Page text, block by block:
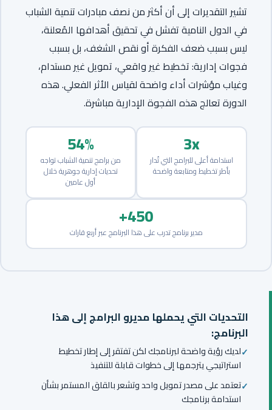
تشير التقديرات إلى أن أكثر من نصف مبادرات تنمية الشباب
في الدول النامية تفشل في تحقيق أهدافها المُعلنة،
ليس بسبب ضعف الفكرة أو نقص الشغف، بل بسبب
فجوات إدارية: تخطيط غير واقعي، تمويل غير مستدام،
وغياب مؤشرات أداء واضحة لقياس الأثر الفعلي. هذه
الدورة تعالج هذه الفجوة الإدارية مباشرة.
54%
من برامج تنمية الشباب تواجه
تحديات إدارية جوهرية خلال
أول عامين
3x
استدامة أعلى للبرامج التي تُدار
بأطر تخطيط ومتابعة واضحة
450+
مدير برنامج تدرب على هذا البرنامج عبر أربع قارات
التحديات التي يحملها مديرو البرامج إلى هذا
البرنامج:
لديك رؤية واضحة لبرنامجك لكن تفتقر إلى إطار تخطيط
استراتيجي يترجمها إلى خطوات قابلة للتنفيذ
تعتمد على مصدر تمويل واحد وتشعر بالقلق المستمر بشأن
استدامة برنامجك